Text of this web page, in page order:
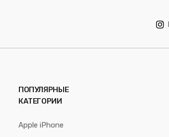
ПОПУЛЯРНЫЕ
КАТЕГОРИИ
Apple iPhone